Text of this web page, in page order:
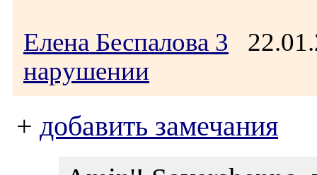
Елена Беспалова 3
нарушении
+ добавить замечания